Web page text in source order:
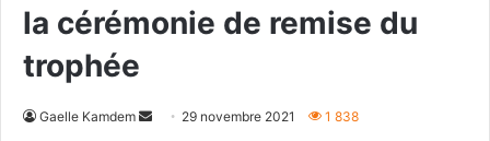
la cérémonie de remise du
trophée
Gaelle Kamdem
Envoyer29 novembre 2021 1 838